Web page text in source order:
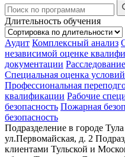
Длительность обучения
Аудит Комплексный анализ
независимой оценке
документации
Специальная оценка условий
Профессиональная
квалификации Рабочие
безопасность Пожарная
безопасность
Подразделение в городе Тула
ул.Первомайская, д. 2
клиентами Тульской и